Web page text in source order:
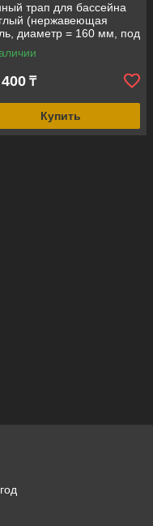
трап для бассейна
(нержавеющая
диаметр = 160 мм, под
₸
Купить